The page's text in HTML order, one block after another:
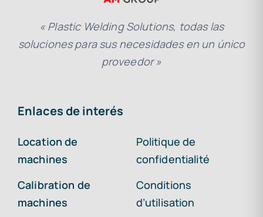
« Plastic Welding Solutions, todas las
soluciones para sus necesidades en un único
proveedor »
Enlaces de interés
Location de
machines
Calibration de
machines
Politique de
confidentialité
Conditions
d’utilisation